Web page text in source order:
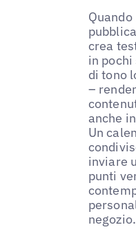
crea
in
di tono
–
anche
Un
inviare
punti
negozio.